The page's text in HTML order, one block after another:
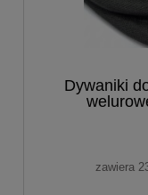
Dywaniki
zawiera